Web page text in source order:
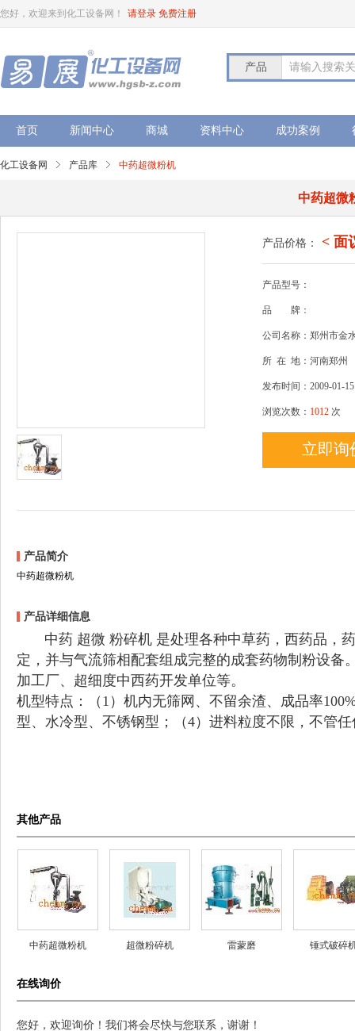
您好，欢迎来到化工设备网！ 请登录 免费注册
产品 请输入搜索
首页 新闻中心 商城 资料中心 成功案例
化工设备网 产品库 中药超微粉机
中药超微
产品价格： < 面
产品型号：
品 牌：
公司名称：郑州市金
所 在 地：河南郑州
发布时间：2009-01-15
浏览次数： 1012 次
立即询
产品简介
中药超微粉机
产品详细信息
中药 超微 粉碎机 是处理各种中草药，西药品，
定，并与气流筛相配套组成完整的成套药物制粉设
加工厂、超细度中西药开发单位等。
机型特点：（1）机内无筛网、不留余渣、成品率
型、水冷型、不锈钢型；（4）进料粒度不限，不管
其他产品
中药超微粉机 超微粉碎机 雷蒙磨 锤式破碎
在线询价
您好，欢迎询价！我们将会尽快与您联系，谢谢！